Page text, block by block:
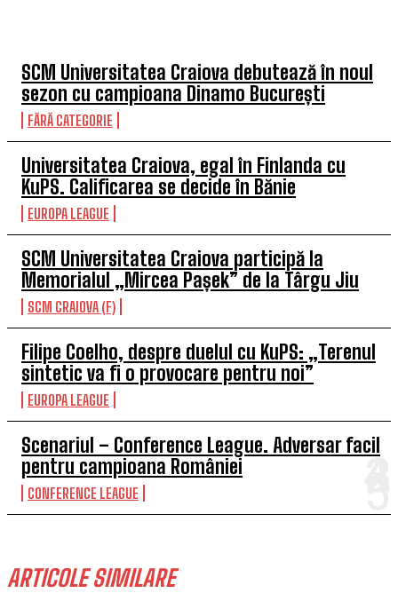
SCM Universitatea Craiova debutează în noul
sezon cu campioana Dinamo București
FĂRĂ CATEGORIE
Universitatea Craiova, egal în Finlanda cu
KuPS. Calificarea se decide în Bănie
EUROPA LEAGUE
SCM Universitatea Craiova participă la
Memorialul „Mircea Pașek” de la Târgu Jiu
SCM CRAIOVA (F)
Filipe Coelho, despre duelul cu KuPS: „Terenul
sintetic va fi o provocare pentru noi”
EUROPA LEAGUE
Scenariul – Conference League. Adversar facil
pentru campioana României
CONFERENCE LEAGUE
ARTICOLE SIMILARE